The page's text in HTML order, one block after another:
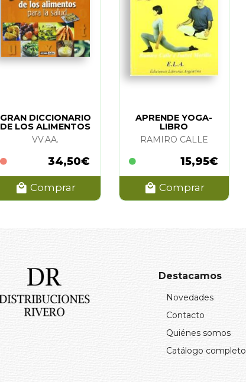
GRAN DICCIONARIO
DE LOS ALIMENTOS
P. SALUD
VV.AA.
34,50€
Comprar
APRENDE YOGA-
LIBRO
RAMIRO CALLE
15,95€
Comprar
Destacamos
Novedades
Contacto
Quiénes somos
Catálogo completo